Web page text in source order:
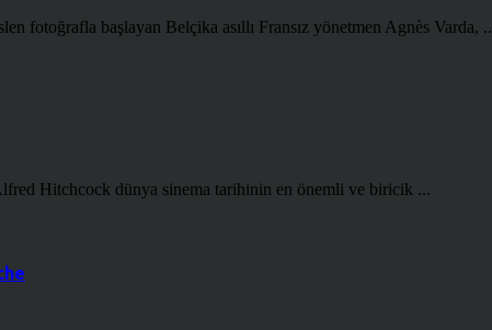
fotoğrafla başlayan Belçika asıllı Fransız yönetmen Agnès Varda,
Hitchcock dünya sinema tarihinin en önemli ve biricik ...